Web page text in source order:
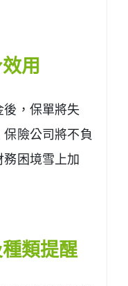
用
，保單將失
險公司將不負
困境雪上加
類提醒